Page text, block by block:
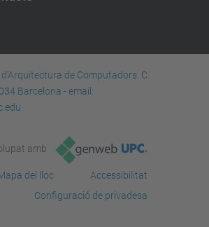
de Computadors. C.
Barcelona - email:
amb
del lloc
Accessibilitat
Configuració de privadesa